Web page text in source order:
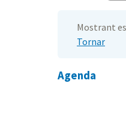
Mostrant
Tornar
Agenda